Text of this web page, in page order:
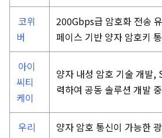
코위
버
200Gbps급 암호화 전송
페이스 기반 양자 암호키
아이
씨티
케이
양자 내성 암호 기술 개발,
력하여 공동 솔루션 개발 중
우리
양자 암호 통신이 가능한